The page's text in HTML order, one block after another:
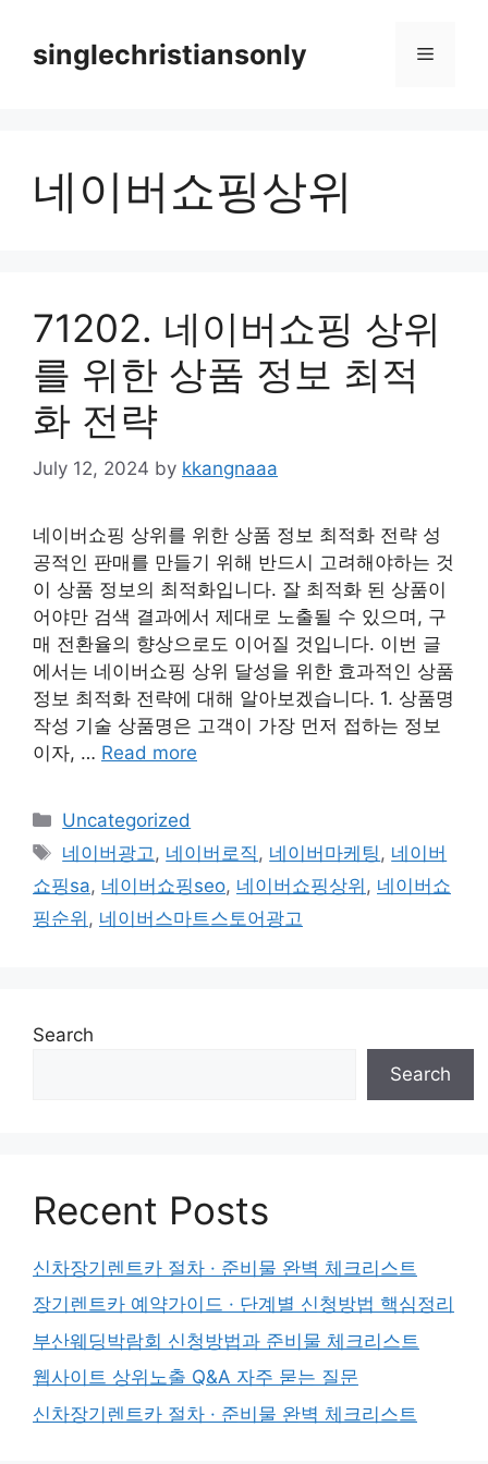
contentsinglechristiansonly Menu
네이버쇼핑상위
71202. 네이버쇼핑 상위
를 위한 상품 정보 최적
화 전략
July 12, 2024 by kkangnaaa
네이버쇼핑 상위를 위한 상품 정보 최적화 전략 성
공적인 판매를 만들기 위해 반드시 고려해야하는 것
이 상품 정보의 최적화입니다. 잘 최적화 된 상품이
어야만 검색 결과에서 제대로 노출될 수 있으며, 구
매 전환율의 향상으로도 이어질 것입니다. 이번 글
에서는 네이버쇼핑 상위 달성을 위한 효과적인 상품
정보 최적화 전략에 대해 알아보겠습니다. 1. 상품명
작성 기술 상품명은 고객이 가장 먼저 접하는 정보
이자, … Read more
Categories
Uncategorized
Tags
네이버광고 , 네이버로직 , 네이버마케팅 , 네이버
쇼핑sa, 네이버쇼핑seo, 네이버쇼핑상위 , 네이버쇼
핑순위 , 네이버스마트스토어광고
Search
Search
Recent Posts
신차장기렌트카 절차 · 준비물 완벽 체크리스트
장기렌트카 예약가이드 · 단계별 신청방법 핵심정리
부산웨딩박람회 신청방법과 준비물 체크리스트
웹사이트 상위노출 Q&A 자주 묻는 질문
신차장기렌트카 절차 · 준비물 완벽 체크리스트